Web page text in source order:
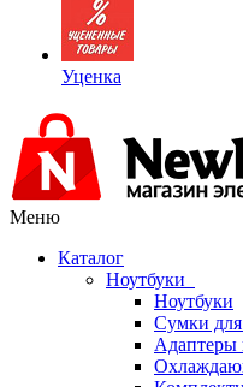
Уценка
Меню
Каталог
Ноутбуки
Ноутбуки
Сумки для
Адаптеры